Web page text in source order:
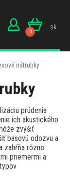
0
sk
nátrubky
prúdenia
ich akustického
zvýšiť
basovú odozvu a
zahŕňa rôzne
priemermi a